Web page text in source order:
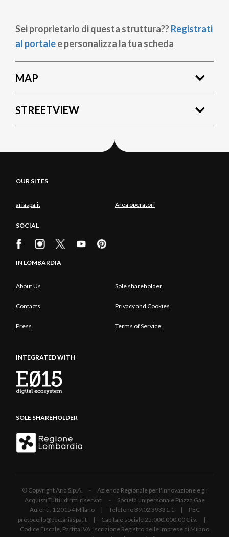
Sei proprietario di questa struttura??Registrati
al portalee personalizza la tua scheda
MAP
STREETVIEW
OUR SITES
ariaspa.it Area operatori
SOCIAL
IN LOMBARDIA
About Us Sole shareholder
Contacts Privacy and Cookies
Press Terms of Service
INTEGRATED WITH
SOLE SHAREHOLDER
© Copyright Aria S.p.A. - Azienda Regionale per l'Innovazione e gli
Acquisti Tutti i diritti riservati - Società unipersonale Piazza Gae
Aulenti, 1 20154 Milano | Telefono 39.02 39331.1 | PEC
protocollo@pec.ariaspa.it | Capitale sociale 25.000.000,00 € i.v. |
Codice Fiscale, Partita IVA, Iscrizione Registro delle Imprese di Milano